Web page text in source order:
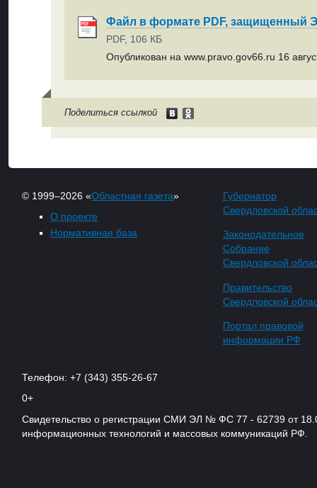
Файл в формате PDF, защищенный
PDF, 106 КБ
Опубликован на www.pravo.gov66.ru 16
Поделиться ссылкой
© 1999–2026 «Областная газета»
О проекте
Нормативная база
Губернатор
Свердловской
Законодательное
Собрание
Свердловской
Правительство
Свердловской
Портал правовой
информации РФ
Телефон: +7 (343) 355-26-67
0+
Свидетельство о регистрации СМИ ЭЛ № ФС 77 - 62739 от
информационных технологий и массовых коммуникаций РФ.